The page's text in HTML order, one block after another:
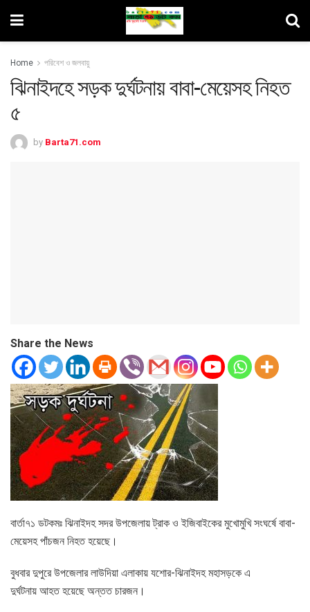
Home পরিবেশ ও জলবায়ু
ঝিনাইদহে সড়ক দুর্ঘটনায় বাবা-মেয়েসহ নিহত
৫
by Barta71.com
Share the News
বার্তা৭১ ডটকমঃ ঝিনাইদহ সদর উপজেলায় ট্রাক ও ইজিবাইকের মুখোমুখি সংঘর্ষে বাবা-
মেয়েসহ পাঁচজন নিহত হয়েছে।
বুধবার দুপুরে উপজেলার লাউদিয়া এলাকায় যশোর-ঝিনাইদহ মহাসড়কে এ
দুর্ঘটনায় আহত হয়েছে অন্তত চারজন।